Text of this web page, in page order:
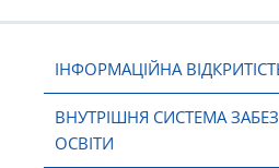
ІНФОРМАЦІЙНА
ВНУТРІШНЯ СИСТЕМА
ОСВІТИ